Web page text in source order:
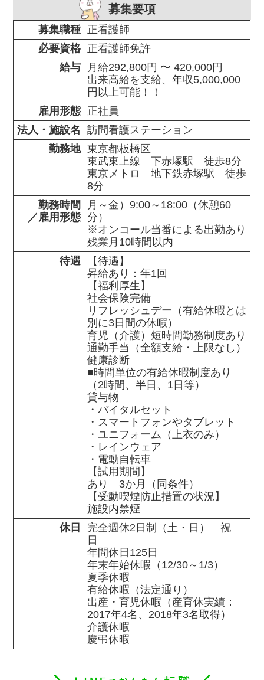
募集要項
募集職種 正看護師
必要資格 正看護師免許
給与
月給292,800円 〜 420,000円
出来高給を支給、年収5,000,000
円以上可能！！
雇用形態 正社員
法人・施設名
訪問看護ステーション
勤務地 東京都板橋区
東武東上線　下赤塚駅　徒歩8分
東京メトロ　地下鉄赤塚駅　徒歩
8分
勤務時間
／雇用形態
月～金）9:00～18:00（休憩60
分）
※オンコール当番による出勤あり
残業月10時間以内
待遇
【待遇】
昇給あり：年1回
【福利厚生】
社会保険完備
リフレッシュデー（有給休暇とは
別に3日間の休暇）
育児（介護）短時間勤務制度あり
通勤手当（全額支給・上限なし）
健康診断
■時間単位の有給休暇制度あり
（2時間、半日、1日等）
貸与物
・バイタルセット
・スマートフォンやタブレット
・ユニフォーム（上衣のみ）
・レインウェア
・電動自転車
【試用期間】
あり　3か月（同条件）
【受動喫煙防止措置の状況】
施設内禁煙
休日
完全週休2日制（土・日）　祝
日
年間休日125日
年末年始休暇（12/30～1/3）
夏季休暇
有給休暇（法定通り）
出産・育児休暇（産育休実績：
2017年4名、2018年3名取得）
介護休暇
慶弔休暇